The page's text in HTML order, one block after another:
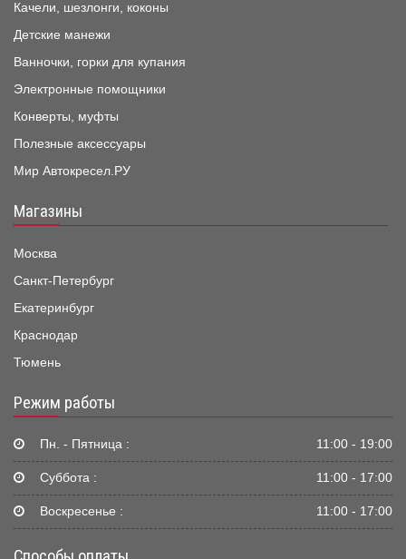
Качели, шезлонги, коконы
Детские манежи
Ванночки, горки для купания
Электронные помощники
Конверты, муфты
Полезные аксессуары
Мир Автокресел.РУ
Магазины
Москва
Санкт-Петербург
Екатеринбург
Краснодар
Тюмень
Режим работы
Пн. - Пятница : 11:00 - 19:00
Суббота : 11:00 - 17:00
Воскресенье : 11:00 - 17:00